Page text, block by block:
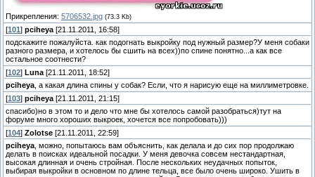
Прикрепления: 5706532.jpg (73.3 Kb)
[101 ] pciheya [21.11.2011, 16:58]
подскажите пожалуйста. как подогнать выкройку под нужный размер?У меня собаки
разного размера, и хотелось бы сшить на всех))по спине понятно...а как все
остальное соотнести?
[102] Luna [21.11.2011, 18:52]
pciheya , а какая длина спины у собак? Если, что я нарисую еще на миллиметровке.
[103] pciheya [21.11.2011, 21:15]
спасибо)но в этом то и дело что мне бы хотелось самой разобраться)тут на
форуме много хороших выкроек, хочется все попробовать)))
[104] Zolotse [21.11.2011, 22:59]
pciheya , можно, попытаюсь вам объяснить, как делала и до сих пор продолжаю
делать в поисках идеальной посадки. У меня девочка совсем нестандартная,
высокая длинная и очень стройная. После нескольких неудачных попыток,
выбирая выкройки в основном по длине тельца, все было очень широко. Ушить в